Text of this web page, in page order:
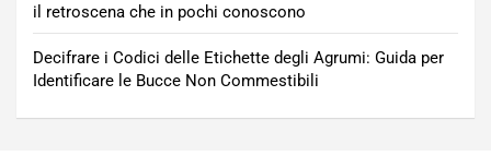
il retroscena che in pochi conoscono
Decifrare i Codici delle Etichette degli Agrumi: Guida per
Identificare le Bucce Non Commestibili